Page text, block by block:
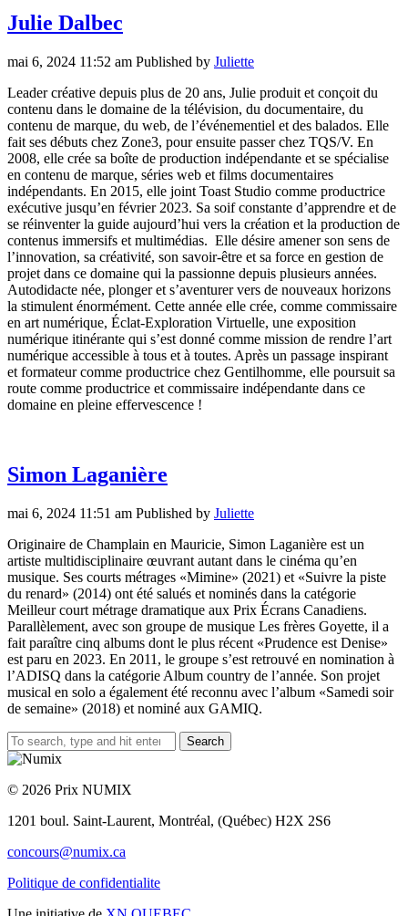
Julie Dalbec
mai 6, 2024 11:52 am Published by Juliette
Leader créative depuis plus de 20 ans, Julie produit et conçoit du
contenu dans le domaine de la télévision, du documentaire, du
contenu de marque, du web, de l’événementiel et des balados. Elle
fait ses débuts chez Zone3, pour ensuite passer chez TQS/V. En
2008, elle crée sa boîte de production indépendante et se spécialise
en contenu de marque, séries web et films documentaires
indépendants. En 2015, elle joint Toast Studio comme productrice
exécutive jusqu’en février 2023. Sa soif constante d’apprendre et de
se réinventer la guide aujourd’hui vers la création et la production de
contenus immersifs et multimédias. Elle désire amener son sens de
l’innovation, sa créativité, son savoir-être et sa force en gestion de
projet dans ce domaine qui la passionne depuis plusieurs années.
Autodidacte née, plonger et s’aventurer vers de nouveaux horizons
la stimulent énormément. Cette année elle crée, comme commissaire
en art numérique, Éclat-Exploration Virtuelle, une exposition
numérique itinérante qui s’est donné comme mission de rendre l’art
numérique accessible à tous et à toutes. Après un passage inspirant
et formateur comme productrice chez Gentilhomme, elle poursuit sa
route comme productrice et commissaire indépendante dans ce
domaine en pleine effervescence !
Simon Laganière
mai 6, 2024 11:51 am Published by Juliette
Originaire de Champlain en Mauricie, Simon Laganière est un
artiste multidisciplinaire œuvrant autant dans le cinéma qu’en
musique. Ses courts métrages «Mimine» (2021) et «Suivre la piste
du renard» (2014) ont été salués et nominés dans la catégorie
Meilleur court métrage dramatique aux Prix Écrans Canadiens.
Parallèlement, avec son groupe de musique Les frères Goyette, il a
fait paraître cinq albums dont le plus récent «Prudence est Denise»
est paru en 2023. En 2011, le groupe s’est retrouvé en nomination à
l’ADISQ dans la catégorie Album country de l’année. Son projet
musical en solo a également été reconnu avec l’album «Samedi soir
de semaine» (2018) et nominé aux GAMIQ.
Search
© 2026 Prix NUMIX
1201 boul. Saint-Laurent, Montréal, (Québec) H2X 2S6
concours@numix.ca
Politique de confidentialite